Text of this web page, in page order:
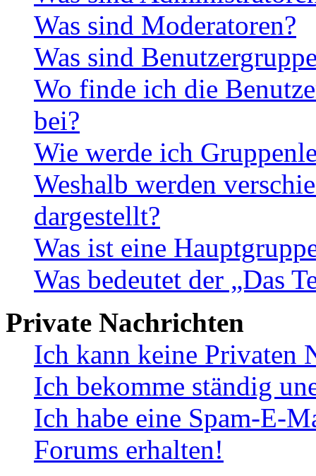
Was sind Moderatoren?
Was sind
Wo finde ich die
bei?
Wie werde ich
Weshalb werden
dargestellt?
Was ist eine
Was bedeutet der „Das
Private Nachrichten
Ich kann keine Privaten
Ich bekomme ständig
Ich habe eine Spam-E-
Forums erhalten!